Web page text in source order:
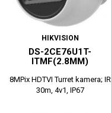
HIKVISION
DS-2CE76U1T-
ITMF(2.8MM)
8MPix HDTVI Turret kamera; IR
30m, 4v1, IP67